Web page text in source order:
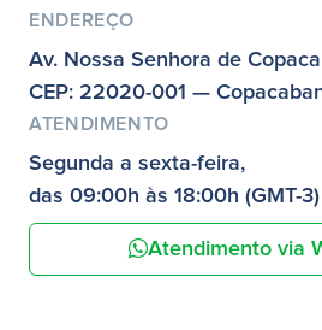
ENDEREÇO
Av. Nossa Senhora de
CEP: 22020-001 —
ATENDIMENTO
Segunda a sexta-feira,
das 09:00h às 18:00h (GMT-3)
Atendimento via